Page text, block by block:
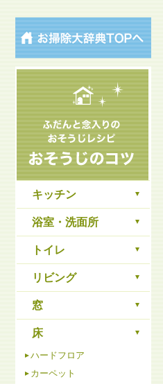
キッチン
浴室・洗面所
トイレ
リビング
窓
床
ハードフロア
カーペット